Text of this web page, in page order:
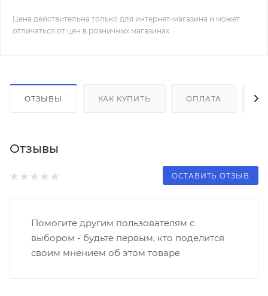
Цена действительна только для интернет-магазина и может
отличаться от цен в розничных магазинах
ОТЗЫВЫ КАК КУПИТЬ ОПЛАТА
Отзывы
ОСТАВИТЬ ОТЗЫВ
Помогите другим пользователям с
выбором - будьте первым, кто поделится
своим мнением об этом товаре